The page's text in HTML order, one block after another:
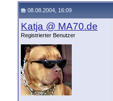
08.08.2004, 16:09
Katja @ MA70.de
Registrierter Benutzer